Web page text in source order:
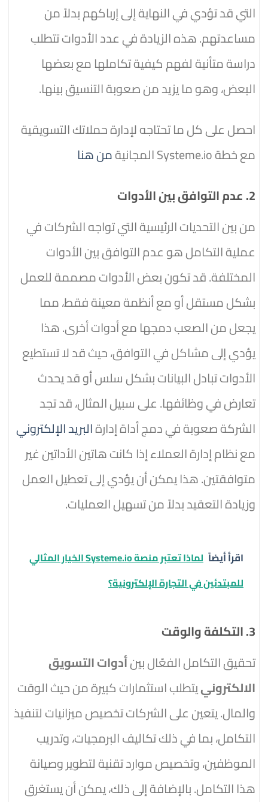
التي قد تؤدي في النهاية إلى إرباكهم بدلاً من
مساعدتهم. هذه الزيادة في عدد الأدوات تتطلب
دراسة متأنية لفهم كيفية تكاملها مع بعضها
البعض، وهو ما يزيد من صعوبة التنسيق بينها.
احصل على كل ما تحتاجه لإدارة حملاتك التسويقية
مع خطة Systeme.io المجانية
من هنا
2. عدم التوافق بين الأدوات
من بين التحديات الرئيسية التي تواجه الشركات في
عملية التكامل هو عدم التوافق بين الأدوات
المختلفة. قد تكون بعض الأدوات مصممة للعمل
بشكل مستقل أو مع أنظمة معينة فقط، مما
يجعل من الصعب دمجها مع أدوات أخرى. هذا
يؤدي إلى مشاكل في التوافق، حيث قد لا تستطيع
الأدوات تبادل البيانات بشكل سلس أو قد يحدث
تعارض في وظائفها. على سبيل المثال، قد تجد
الشركة صعوبة في دمج أداة إدارةالبريد الإلكتروني
مع نظام إدارة العملاء إذا كانت هاتين الأداتين غير
متوافقتين. هذا يمكن أن يؤدي إلى تعطيل العمل
وزيادة التعقيد بدلاً من تسهيل العمليات.
اقرأ أيضاً
لماذا تعتبر منصة Systeme.io الخيار المثالي
للمبتدئين في التجارة الإلكترونية؟
3. التكلفة والوقت
تحقيق التكامل الفعّال بينأدوات التسويق
الالكترونييتطلب استثمارات كبيرة من حيث الوقت
والمال. يتعين على الشركات تخصيص ميزانيات لتنفيذ
التكامل، بما في ذلك تكاليف البرمجيات، وتدريب
الموظفين، وتخصيص موارد تقنية لتطوير وصيانة
هذا التكامل. بالإضافة إلى ذلك، يمكن أن يستغرق